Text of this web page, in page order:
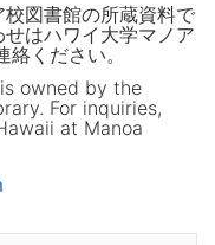
図書館の所蔵資料で
はハワイ大学マノア
ください。
owned by the
For inquiries,
at Manoa